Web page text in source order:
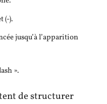
(-).
jusqu’à l’apparition
».
de structurer